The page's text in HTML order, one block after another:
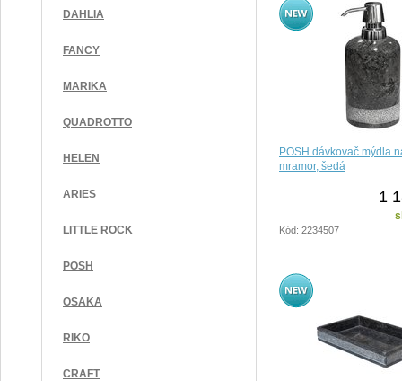
DAHLIA
FANCY
MARIKA
QUADROTTO
HELEN
ARIES
LITTLE ROCK
POSH
OSAKA
RIKO
CRAFT
POSH dávkovač mýdla
mramor, šedá
1
Kód: 2234507